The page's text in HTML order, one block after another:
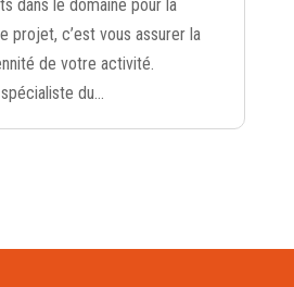
dans le domaine pour la
projet, c’est vous assurer la
de votre activité.
du...